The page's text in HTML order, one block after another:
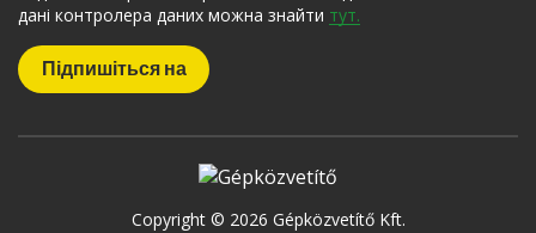
дані контролера даних можна знайти тут.
Copyright © 2026 Gépközvetítő Kft.